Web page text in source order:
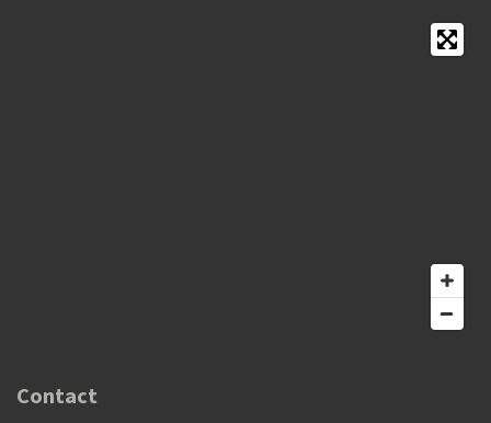
Contact